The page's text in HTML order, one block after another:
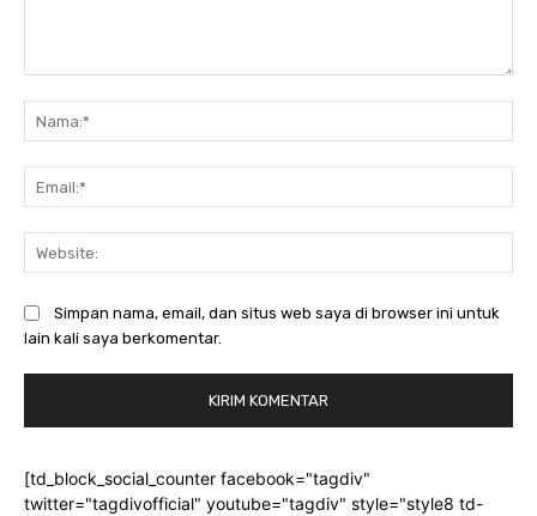
Simpan nama, email, dan situs web saya di browser ini untuk
lain kali saya berkomentar.
[td_block_social_counter facebook="tagdiv"
twitter="tagdivofficial" youtube="tagdiv" style="style8 td-